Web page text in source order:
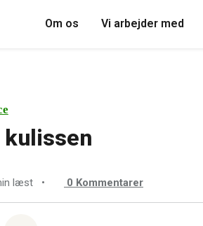
Om os Vi arbejder med
kulissen
læst • 0 Kommentarer